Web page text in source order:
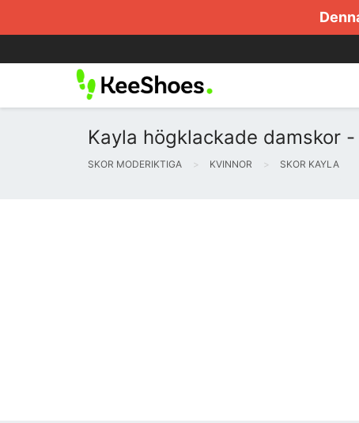
Kayla högklackade damskor
SKOR MODERIKTIGA KVINNOR SKOR KAYLA